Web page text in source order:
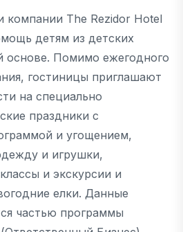
компании The Rezidor Hotel
детям из детских
основе. Помимо ежегодного
гостиницы приглашают
на специально
праздники с
и угощением,
и игрушки,
и экскурсии и
елки. Данные
частью программы